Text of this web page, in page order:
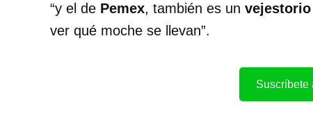
“y el de Pemex, también es un vejestorio
ver qué moche se llevan”.
Suscríbete